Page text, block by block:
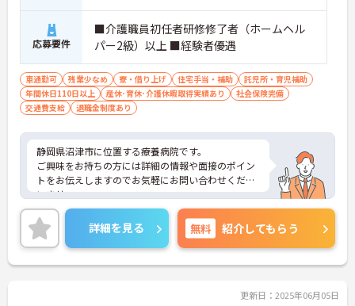
応募要件
■介護職員初任者研修修了者（ホームヘル
パー2級）以上 ■経験者優遇
車通勤可 残業少なめ 寮・借り上げ 住宅手当・補助
託児所・育児補助
年間休日110日以上
産休･育休･介護休暇取得実績あり
社会保険完備
交通費支給
退職金制度あり
静岡県沼津市に位置する療養病院です。
ご興味をお持ちの方には詳細の情報や面接のポイン
トをお伝えしますのでお気軽にお問い合わせくださ
いませ。
詳細を見る 無料 紹介してもらう
更新日：2025年06月05日